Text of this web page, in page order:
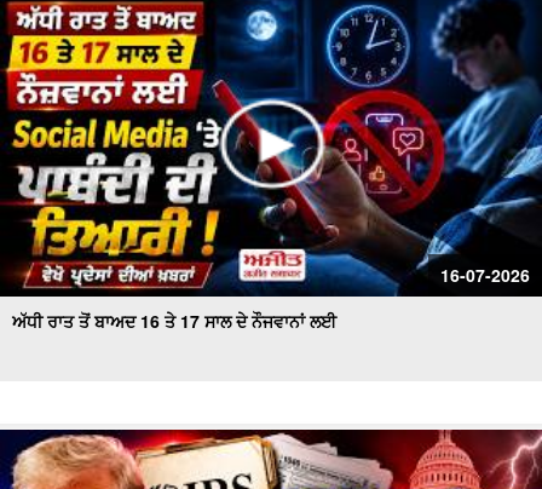
16-07-2026
ਅੱਧੀ ਰਾਤ ਤੋਂ ਬਾਅਦ 16 ਤੇ 17 ਸਾਲ ਦੇ ਨੌਜਵਾਨਾਂ ਲਈ